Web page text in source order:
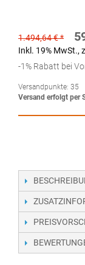
1.494,64 €
Inkl. 19% MwSt.,
-1% Rabatt bei
Versandpunkte: 35
Versand erfolgt per